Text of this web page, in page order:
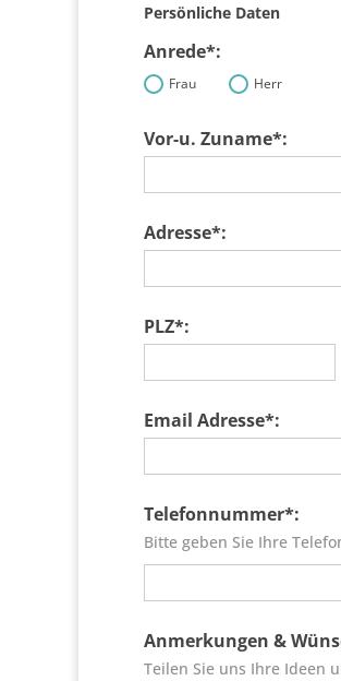
Persönliche Daten
Anrede*:
Frau Herr
Vor-u. Zuname*:
Adresse*:
PLZ*:
Email Adresse*:
Telefonnummer*:
Bitte geben Sie Ihre
Anmerkungen &
Teilen Sie uns Ihre Ideen